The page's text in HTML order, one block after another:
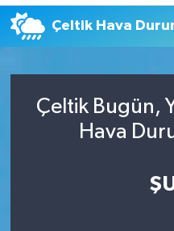
Çeltik Hava
Çeltik Bugün,
Hava
Siyaset
Ekonomi
Sağlık
Van Namaz Vakitleri
Van Trafik Yoğunluk
Süper Lig Puan
Son Dakika Haberleri